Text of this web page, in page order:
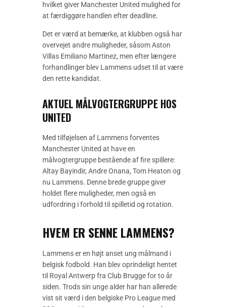
hvilket giver Manchester United mulighed for
at færdiggøre handlen efter deadline.
Det er værd at bemærke, at klubben også har
overvejet andre muligheder, såsom Aston
Villas Emiliano Martinez, men efter længere
forhandlinger blev Lammens udset til at være
den rette kandidat.
AKTUEL MÅLVOGTERGRUPPE HOS
UNITED
Med tilføjelsen af Lammens forventes
Manchester United at have en
målvogtergruppe bestående af fire spillere:
Altay Bayindir, Andre Onana, Tom Heaton og
nu Lammens. Denne brede gruppe giver
holdet flere muligheder, men også en
udfordring i forhold til spilletid og rotation.
HVEM ER SENNE LAMMENS?
Lammens er en højt anset ung målmand i
belgisk fodbold. Han blev oprindeligt hentet
til Royal Antwerp fra Club Brugge for to år
siden. Trods sin unge alder har han allerede
vist sit værd i den belgiske Pro League med